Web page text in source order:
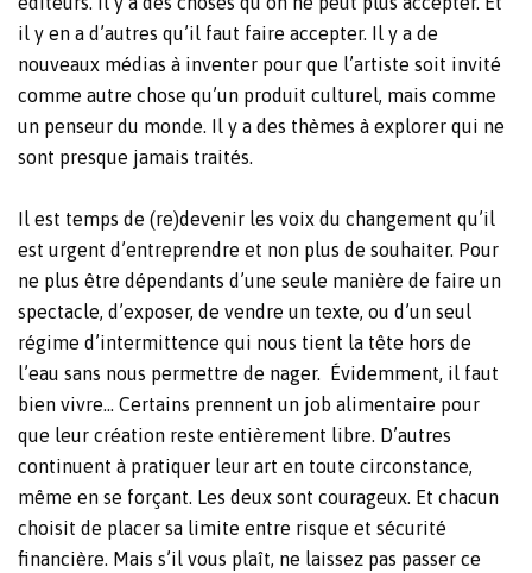
il y en a d’autres qu’il faut faire accepter. Il y a de
nouveaux médias à inventer pour que l’artiste soit invité
comme autre chose qu’un produit culturel, mais comme
un penseur du monde. Il y a des thèmes à explorer qui ne
sont presque jamais traités.
Il est temps de (re)devenir les voix du changement qu’il
est urgent d’entreprendre et non plus de souhaiter. Pour
ne plus être dépendants d’une seule manière de faire un
spectacle, d’exposer, de vendre un texte, ou d’un seul
régime d’intermittence qui nous tient la tête hors de
l’eau sans nous permettre de nager. Évidemment, il faut
bien vivre… Certains prennent un job alimentaire pour
que leur création reste entièrement libre. D’autres
continuent à pratiquer leur art en toute circonstance,
même en se forçant. Les deux sont courageux. Et chacun
choisit de placer sa limite entre risque et sécurité
financière. Mais s’il vous plaît, ne laissez pas passer ce